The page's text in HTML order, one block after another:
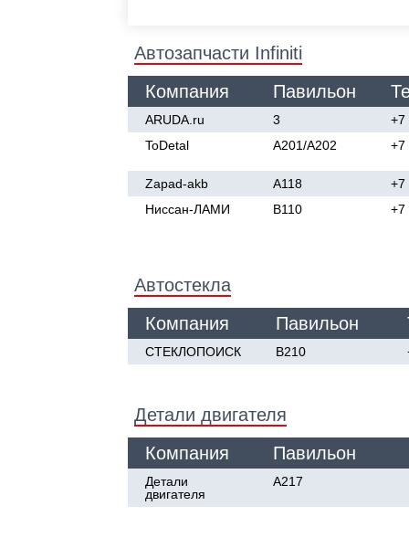
Автозапчасти Infiniti
Компания
Павильон
ARUDA.ru 3
+7
ToDetal
A201/А202 +7
Zapad-akb A118
+7
Ниссан-ЛАМИ
В110 +7
Автостекла
Компания
Павильон
СТЕКЛОПОИСК В210
Детали двигателя
Компания
Павильон
Детали
двигателя
А217